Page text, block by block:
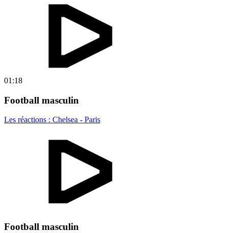
01:18
Football masculin
Les réactions : Chelsea - Paris
Football masculin